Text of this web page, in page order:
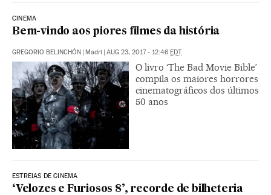
CINEMA
Bem-vindo aos piores filmes da história
GREGORIO BELINCHÓN | Madri | AUG 23, 2017 - 12:46 EDT
O livro ‘The Bad Movie Bible’
compila os maiores horrores
cinematográficos dos últimos
50 anos
ESTREIAS DE CINEMA
‘Velozes e Furiosos 8’, recorde de bilheteria